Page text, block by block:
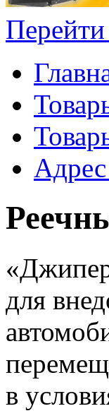
для
в